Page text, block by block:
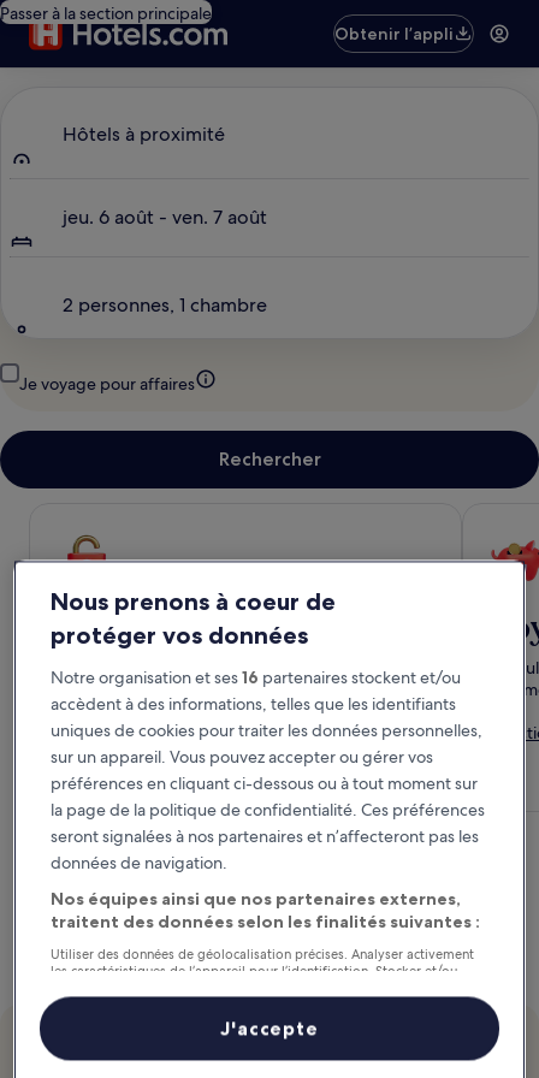
Passer à la section principale
Obtenir l’appli
Hôtels à proximité
jeu. 6 août - ven. 7 août
2 personnes, 1 chambre
Je voyage pour affaires
Rechercher
Jusqu'à -20 % pour les
membres
Obtenez des réductions immédiates sur les hôtels
dès aujourd'hui.
M'inscrire
À l’affiche
Nous prenons à coeur de
protéger vos données
Notre organisation et ses16 partenaires stockent et/ou
accèdent à des informations, telles que les identifiants
uniques de cookies pour traiter les données personnelles,
sur un appareil. Vous pouvez accepter ou gérer vos
préférences en cliquant ci-dessous ou à tout moment sur
la page de la politique de confidentialité. Ces préférences
seront signalées à nos partenaires et n’affecteront pas les
données de navigation.
Nos équipes ainsi que nos partenaires externes,
traitent des données selon les finalités suivantes :
Utiliser des données de géolocalisation précises. Analyser activement
les caractéristiques de l’appareil pour l’identification. Stocker et/ou
personnalisés, mesure de performance des publicités et du contenu,
études d’audience et développement de services.
Liste de nos partenaires (fournisseurs)
J'accepte